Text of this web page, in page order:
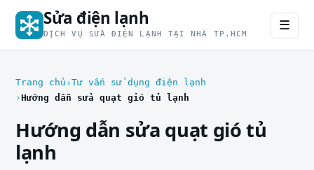
Sửa điện lạnh
DỊCH VỤ SỬA ĐIỆN LẠNH TẠI NHÀ TP.HCM
☰
Trang chủ Tư vấn sử dụng điện lạnh
Hướng dẫn sửa quạt gió tủ lạnh
Hướng dẫn sửa quạt gió tủ
lạnh